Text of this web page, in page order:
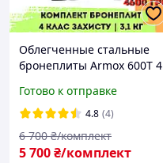
Облегченные стальные
бронеплиты Armox 600T 4
металлические
бронепластины в
бронежилет
Готово к отправке
4.8 (4)
5 700₴/комплект
6 700 ₴/комплект